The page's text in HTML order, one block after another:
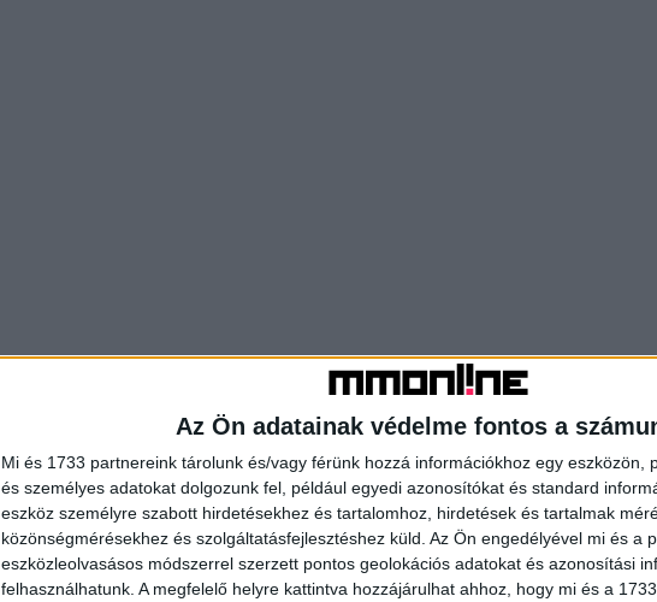
Az Ön adatainak védelme fontos a
Mi és 1733 partnereink tárolunk és/vagy férünk hozzá információkhoz egy eszközön,
és személyes adatokat dolgozunk fel, például egyedi azonosítókat és standard
eszköz személyre szabott hirdetésekhez és tartalomhoz, hirdetések és tartalmak
közönségmérésekhez és szolgáltatásfejlesztéshez küld. Az Ön engedélyével mi és a
eszközleolvasásos módszerrel szerzett pontos geolokációs adatokat és azonosítási
felhasználhatunk. A megfelelő helyre kattintva hozzájárulhat ahhoz, hogy mi és a